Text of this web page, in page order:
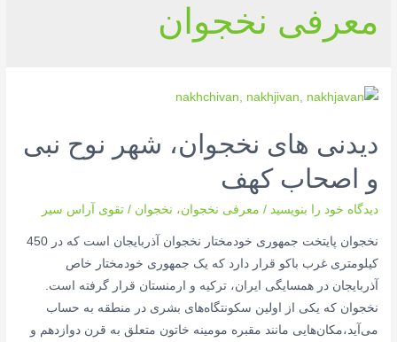
معرفی نخجوان
دیدنی های نخجوان، شهر نوح نبی
و اصحاب کهف
دیدگاه‌ خود را بنویسید / معرفی نخجوان، نخجوان /تقوی آراس سیر
نخجوان پایتخت جمهوری خودمختار نخجوان آذربایجان است که در 450
کیلومتری غرب باکو قرار دارد که یک جمهوری خودمختار خاص
آذربایجان در همسایگی ایران، ترکیه و ارمنستان قرار گرفته است.
نخجوان که یکی از اولین سکونتگاه‌های بشری در منطقه به حساب
می‌آید،مکان‌هایی مانند مقبره مومینه خاتون متعلق به قرن دوازدهم و